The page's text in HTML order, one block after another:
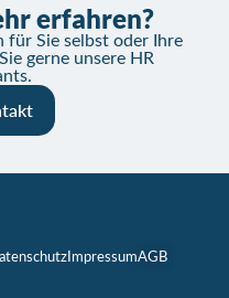
erfahren?
für Sie selbst oder Ihre
gerne unsere HR
ImpressumAGB